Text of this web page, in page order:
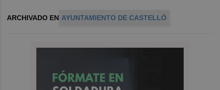
ARCHIVADO EN AYUNTAMIENTO DE CASTELLÓ